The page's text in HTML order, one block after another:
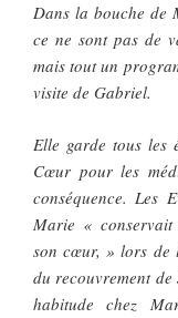
Dans la bouche de
ce ne sont pas de
mais tout un
visite de Gabriel.
Elle garde tous les
Cœur pour les
conséquence. Les
Marie « conservait
son cœur, » lors de
du recouvrement de
habitude chez